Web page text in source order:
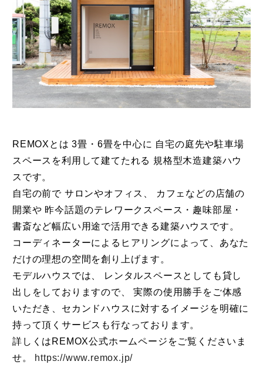
REMOXとは 3畳・6畳を中心に 自宅の庭先や駐車場
スペースを利用して建てたれる 規格型木造建築ハウ
スです。
自宅の前で サロンやオフィス、 カフェなどの店舗の
開業や 昨今話題のテレワークスペース・趣味部屋・
書斎など幅広い用途で活用できる建築ハウスです。
コーディネーターによるヒアリングによって、あなた
だけの理想の空間を創り上げます。
モデルハウスでは、 レンタルスペースとしても貸し
出しをしておりますので、 実際の使用勝手をご体感
いただき、セカンドハウスに対するイメージを明確に
持って頂くサービスも行なっております。
詳しくはREMOX公式ホームページをご覧くださいま
せ。 https://www.remox.jp/